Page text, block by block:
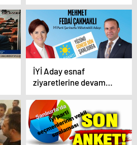
İYİ Aday esnaf
ziyaretlerine devam
ediyor…